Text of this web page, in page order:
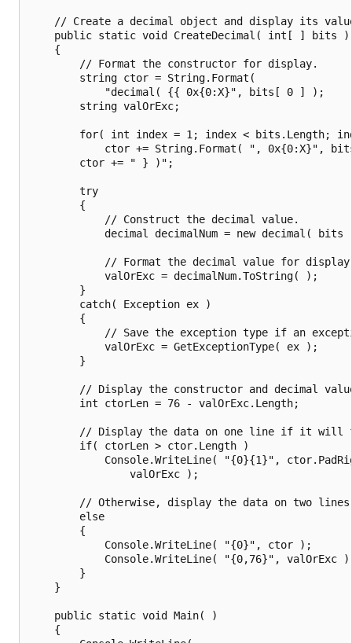
// Create a decimal object and display its
    public static void CreateDecimal( int[ ] bits )
    {
        // Format the constructor for display.
        string ctor = String.Format(
            "decimal( {{ 0x{0:X}", bits[ 0 ] );
        string valOrExc;
for( int index = 1; index < bits.Length;
ctor += String.Format( ", 0x{0:X}",
        ctor += " } )";
        try
        {
            // Construct the decimal value.
decimal decimalNum = new decimal( bits
// Format the decimal value for
            valOrExc = decimalNum.ToString( );
        }
        catch( Exception ex )
        {
// Save the exception type if an
            valOrExc = GetExceptionType( ex );
        }
// Display the constructor and decimal
        int ctorLen = 76 - valOrExc.Length;
// Display the data on one line if it will
        if( ctorLen > ctor.Length )
Console.WriteLine( "{0}{1}",
                valOrExc );
// Otherwise, display the data on two
        else
        {
            Console.WriteLine( "{0}", ctor );
Console.WriteLine( "{0,76}", valOrExc
        }
    }
    public static void Main( )
    {